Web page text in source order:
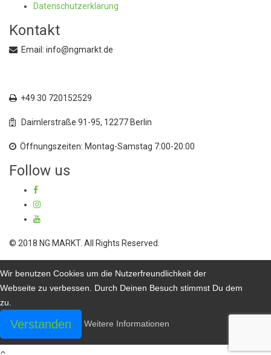
Datenschutzerklärung
Kontakt
Email: info@ngmarkt.de
+49 30 720152529
Daimlerstraße 91-95, 12277 Berlin
Öffnungszeiten: Montag-Samstag 7:00-20:00
Follow us
© 2018 NG MARKT. All Rights Reserved.
Wir benutzen Cookies um die Nutzerfreundlichkeit der
Webseite zu verbessen. Durch Deinen Besuch stimmst Du dem
zu.
Verstanden Weitere Informationen